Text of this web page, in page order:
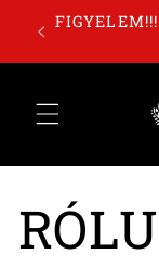
Ugrás a
tartalomhoz